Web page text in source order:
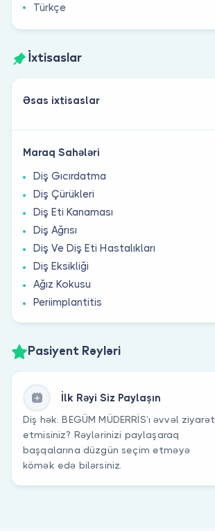
Türkçe
İxtisaslar
Əsas ixtisaslar
Maraq Sahələri
Diş Gıcırdatma
Diş Çürükleri
Diş Eti Kanaması
Diş Ağrısı
Diş Ve Diş Eti Hastalıkları
Diş Eksikliği
Ağız Kokusu
Periimplantitis
Pasiyent Rəyləri
İlk Rəyi Siz Paylaşın
Diş hək. BEGÜM MÜDERRİS’ı əvvəl ziyarət
etmisiniz? Rəylərinizi paylaşaraq
başqalarına düzgün seçim etməyə
kömək edə bilərsiniz.